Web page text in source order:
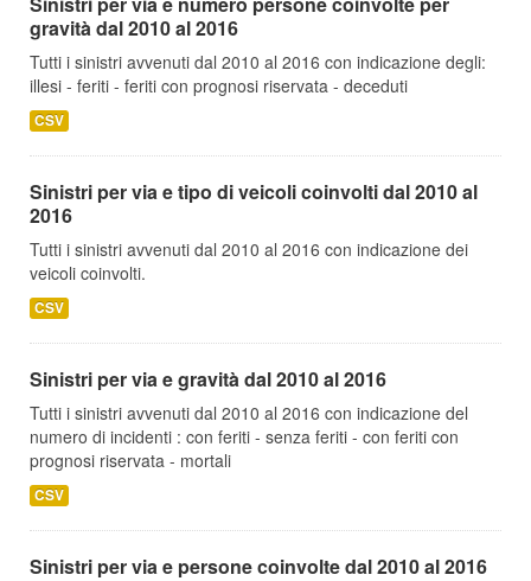
gravità dal 2010 al 2016
Tutti i sinistri avvenuti dal 2010 al 2016 con indicazione degli:
illesi - feriti - feriti con prognosi riservata - deceduti
CSV
Sinistri per via e tipo di veicoli coinvolti dal 2010 al
2016
Tutti i sinistri avvenuti dal 2010 al 2016 con indicazione dei
veicoli coinvolti.
CSV
Sinistri per via e gravità dal 2010 al 2016
Tutti i sinistri avvenuti dal 2010 al 2016 con indicazione del
numero di incidenti : con feriti - senza feriti - con feriti con
prognosi riservata - mortali
CSV
Sinistri per via e persone coinvolte dal 2010 al 2016